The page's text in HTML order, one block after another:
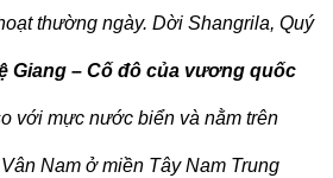
thường ngày. Dời Shangrila, Quý
Giang – Cố đô của vương quốc
với mực nước biển và nằm trên
Nam ở miền Tây Nam Trung